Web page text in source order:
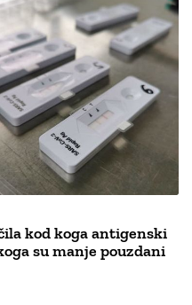
kod koga antigenski
su manje pouzdani